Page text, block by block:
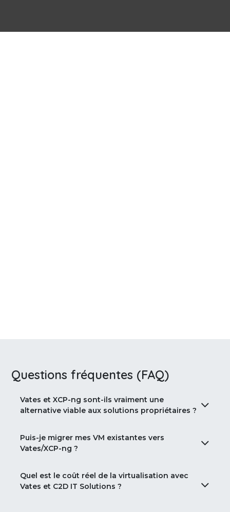
Questions fréquentes (FAQ)
Vates et XCP-ng sont-ils vraiment une
alternative viable aux solutions propriétaires ?
Puis-je migrer mes VM existantes vers
Vates/XCP-ng ?
Quel est le coût réel de la virtualisation avec
Vates et C2D IT Solutions ?